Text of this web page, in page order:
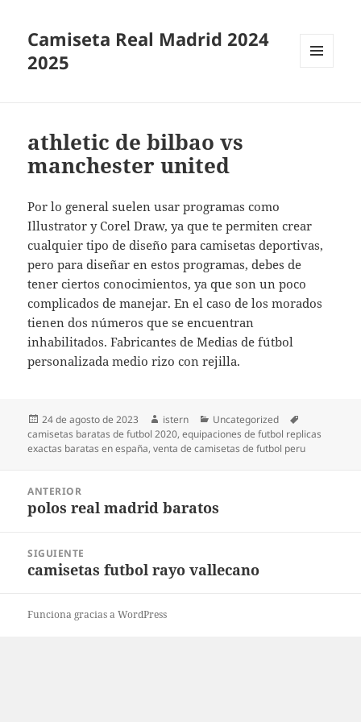
Camiseta Real Madrid 2024
2025
athletic de bilbao vs
manchester united
Por lo general suelen usar programas como
Illustrator y Corel Draw, ya que te permiten crear
cualquier tipo de diseño para camisetas deportivas,
pero para diseñar en estos programas, debes de
tener ciertos conocimientos, ya que son un poco
complicados de manejar. En el caso de los morados
tienen dos números que se encuentran
inhabilitados. Fabricantes de Medias de fútbol
personalizada medio rizo con rejilla.
Publicado
el
24 de agosto de 2023 Autor
istern Categorías
Uncategorized
camisetas baratas de futbol 2020,equipaciones de futbol replicas
exactas baratas en españa,venta de camisetas de futbol peru
entradas
ANTERIOR
Entrada
polos real madrid baratos
SIGUIENTE
Entrada
camisetas futbol rayo vallecano
Funciona gracias a WordPress